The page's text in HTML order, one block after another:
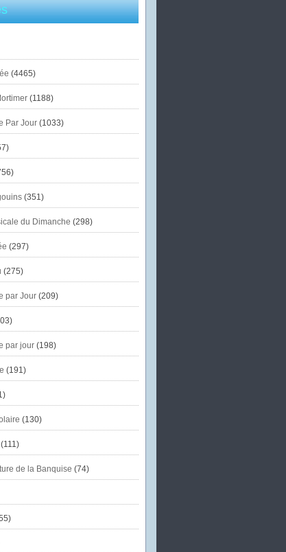
(4465)
(1188)
Par Jour(1033)
(351)
du Dimanche (298)
(297)
(275)
par Jour(209)
par jour(198)
(191)
(130)
(111)
de la Banquise (74)